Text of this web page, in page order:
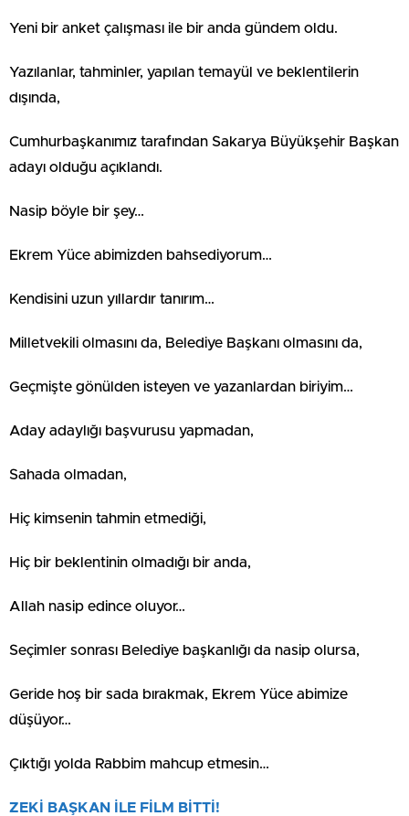
Yeni bir anket çalışması ile bir anda gündem oldu.
Yazılanlar, tahminler, yapılan temayül ve beklentilerin
dışında,
Cumhurbaşkanımız tarafından Sakarya Büyükşehir Başkan
adayı olduğu açıklandı.
Nasip böyle bir şey…
Ekrem Yüce abimizden bahsediyorum…
Kendisini uzun yıllardır tanırım…
Milletvekili olmasını da, Belediye Başkanı olmasını da,
Geçmişte gönülden isteyen ve yazanlardan biriyim…
Aday adaylığı başvurusu yapmadan,
Sahada olmadan,
Hiç kimsenin tahmin etmediği,
Hiç bir beklentinin olmadığı bir anda,
Allah nasip edince oluyor…
Seçimler sonrası Belediye başkanlığı da nasip olursa,
Geride hoş bir sada bırakmak, Ekrem Yüce abimize
düşüyor…
Çıktığı yolda Rabbim mahcup etmesin…
ZEKİ BAŞKAN İLE FİLM BİTTİ!